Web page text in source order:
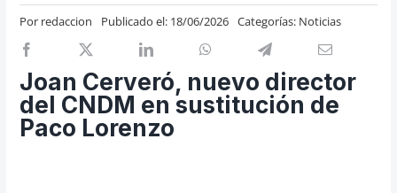
Entrevistas
Recomendación
Cosas de Beckmesser
Nosotros y privacidad
Buscar:
Por redaccion Publicado el: 18/06/2026 Categorías: Noticias
Joan Cerveró, nuevo director
del CNDM en sustitución de
Paco Lorenzo